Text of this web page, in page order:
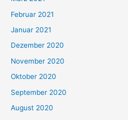
Februar 2021
Januar 2021
Dezember 2020
November 2020
Oktober 2020
September 2020
August 2020